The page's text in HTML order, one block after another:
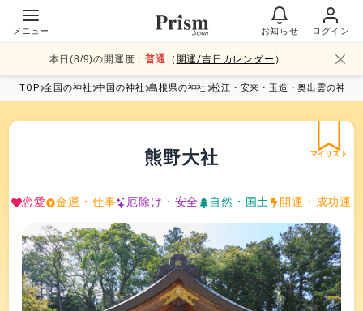
メニュー お知らせ ログイン
本日(8/9)の開運度：普通 （ 開運/吉日カレンダー ）
TOP 全国の神社 中国の神社 島根県の神社 松江・安来・玉造・奥出雲の神社
マイリスト
熊野大社
恋愛 金運・仕事 厄除け・安全 自然・国土 開運・成功運